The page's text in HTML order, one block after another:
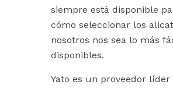
siempre está disponible
cómo seleccionar los
nosotros nos sea lo más
disponibles.
Yato es un proveedor